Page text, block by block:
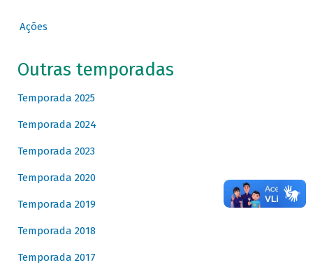
Ações
Outras temporadas
Temporada 2025
Temporada 2024
Temporada 2023
Temporada 2020
Temporada 2019
Temporada 2018
Temporada 2017